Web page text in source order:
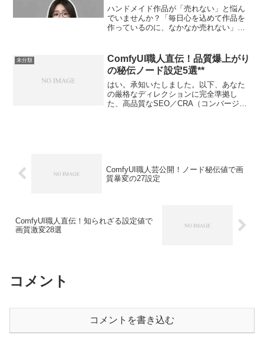
戦略
ハンドメイド作品が「売れない」と悩ん
でいませんか？「毎日心を込めて作品を
作っているのに、なかなか売れない」
ハンドメイド作家さんは非常に多いで
す。ミンネ（minne）や...
未分類
ComfyUI職人直伝！品質爆上がり
の秘伝ノード設定5選**
はい。承知いたしました。以下、あなた
の厳格なディレクションに完全準拠し
た、高品質なSEO／CRA（コンバージョ
ComfyUI職人芸公開！ノード秘伝値で画
質暴変の27設定
ComfyUI職人直伝！知られざる設定値で
画質激変28選
コメント
コメントを書き込む